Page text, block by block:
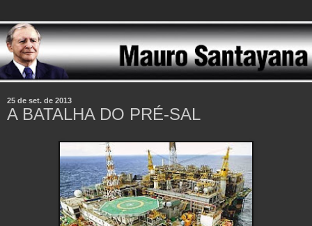
25 de set. de 2013
A BATALHA DO PRÉ-SAL